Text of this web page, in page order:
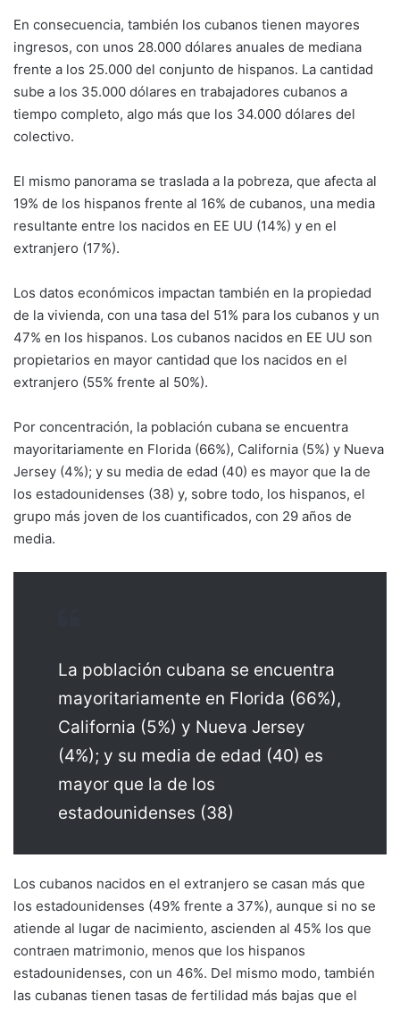
En consecuencia, también los cubanos tienen mayores
ingresos, con unos 28.000 dólares anuales de mediana
frente a los 25.000 del conjunto de hispanos. La cantidad
sube a los 35.000 dólares en trabajadores cubanos a
tiempo completo, algo más que los 34.000 dólares del
colectivo.
El mismo panorama se traslada a la pobreza, que afecta al
19% de los hispanos frente al 16% de cubanos, una media
resultante entre los nacidos en EE UU (14%) y en el
extranjero (17%).
Los datos económicos impactan también en la propiedad
de la vivienda, con una tasa del 51% para los cubanos y un
47% en los hispanos. Los cubanos nacidos en EE UU son
propietarios en mayor cantidad que los nacidos en el
extranjero (55% frente al 50%).
Por concentración, la población cubana se encuentra
mayoritariamente en Florida (66%), California (5%) y Nueva
Jersey (4%); y su media de edad (40) es mayor que la de
los estadounidenses (38) y, sobre todo, los hispanos, el
grupo más joven de los cuantificados, con 29 años de
media.
La población cubana se encuentra
mayoritariamente en Florida (66%),
California (5%) y Nueva Jersey
(4%); y su media de edad (40) es
mayor que la de los
estadounidenses (38)
Los cubanos nacidos en el extranjero se casan más que
los estadounidenses (49% frente a 37%), aunque si no se
atiende al lugar de nacimiento, ascienden al 45% los que
contraen matrimonio, menos que los hispanos
estadounidenses, con un 46%. Del mismo modo, también
las cubanas tienen tasas de fertilidad más bajas que el